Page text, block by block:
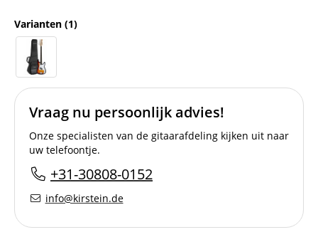
Varianten (1)
Vraag nu persoonlijk advies!
Onze specialisten van de gitaarafdeling kijken uit naar
uw telefoontje.
+31-30808-0152
info@kirstein.de